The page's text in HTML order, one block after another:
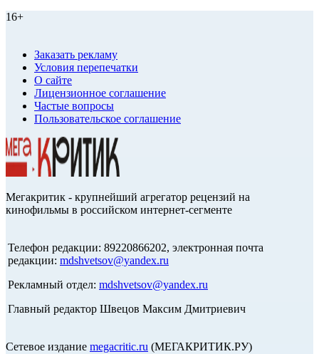
16+
Заказать рекламу
Условия перепечатки
О сайте
Лицензионное соглашение
Частые вопросы
Пользовательское соглашение
Мегакритик - крупнейший агрегатор рецензий на
кинофильмы в российском интернет-сегменте
Телефон редакции: 89220866202, электронная почта
редакции: mdshvetsov@yandex.ru
Рекламный отдел: mdshvetsov@yandex.ru
Главный редактор Швецов Максим Дмитриевич
Сетевое издание megacritic.ru (МЕГАКРИТИК.РУ)